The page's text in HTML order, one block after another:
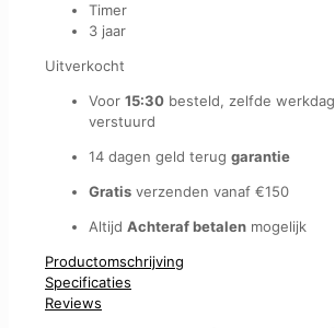
Timer
3 jaar
Uitverkocht
Voor 15:30 besteld, zelfde werkdag
verstuurd
14 dagen geld terug garantie
Gratis verzenden vanaf €150
Altijd Achteraf betalen mogelijk
Productomschrijving
Specificaties
Reviews